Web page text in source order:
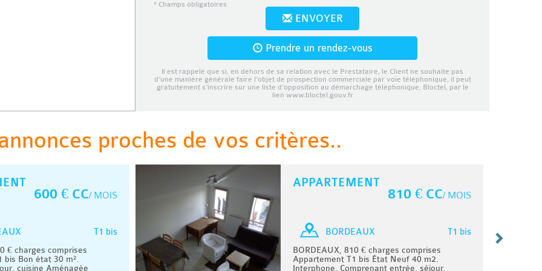
* Champs obligatoires
ENVOYER
Prendre un rendez-vous
Il est rappelé que si, en dehors de sa relation avec le Prestataire, le Client ne souhaite pas
d’une manière générale faire l’objet de prospection commerciale par voie téléphonique, il peut
gratuitement s’inscrire sur une liste d’opposition au démarchage téléphonique, Bloctel, par le
lien www.bloctel.gouv.fr
proches de vos critères..
600 € CC/ MOIS
T1 bis
€ charges comprises
bis Bon état 30 m².
cuisine Aménagée
APPARTEMENT
810 € CC/ MOIS
T1 bis
BORDEAUX
BORDEAUX, 810 € charges comprises
Appartement T1 bis État Neuf 40 m2.
Interphone. Comprenant entrée, séjour,